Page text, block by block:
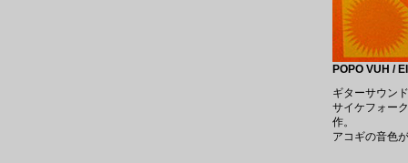
POPO VUH /
ギターサウン
サイケフォー
作。
アコギの音色